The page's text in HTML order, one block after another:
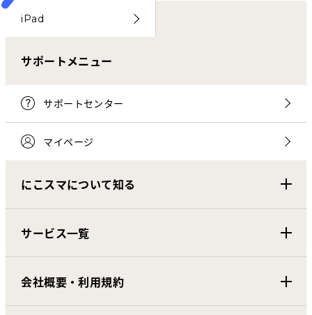
iPad
サポートメニュー
サポートセンター
マイページ
にこスマについて知る
サービス一覧
会社概要・利用規約